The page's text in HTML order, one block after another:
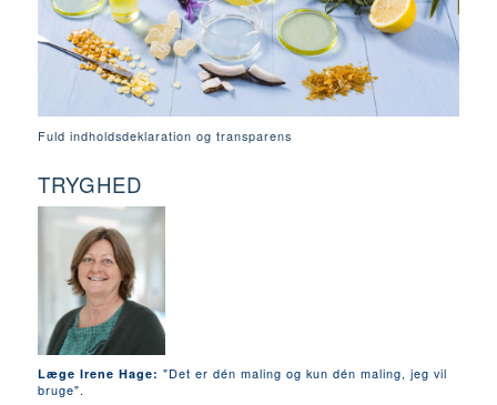
Fuld indholdsdeklaration og transparens
TRYGHED
Læge Irene Hage: "Det er dén maling og kun dén maling, jeg vil
bruge".